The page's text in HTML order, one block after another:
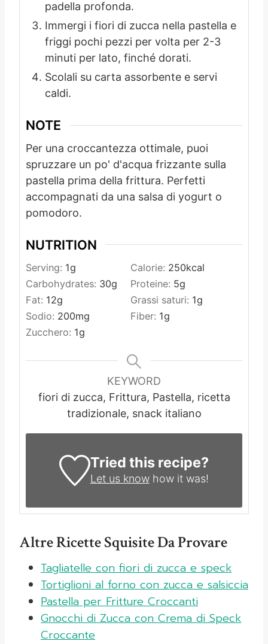
padella profonda.
Immergi i fiori di zucca nella pastella e
friggi pochi pezzi per volta per 2-3
minuti per lato, finché dorati.
Scolali su carta assorbente e servi
caldi.
NOTE
Per una croccantezza ottimale, puoi
spruzzare un po' d'acqua frizzante sulla
pastella prima della frittura. Perfetti
accompagnati da una salsa di yogurt o
pomodoro.
NUTRITION
Serving: 1g Calorie: 250kcal
Carbohydrates: 30g Proteine: 5g
Fat: 12g Grassi saturi: 1g
Sodio: 200mg Fiber: 1g
Zucchero: 1g
KEYWORD
fiori di zucca, Frittura, Pastella, ricetta
tradizionale, snack italiano
Tried this recipe?
Let us knowhow it was!
Altre Ricette Squisite Da Provare
Tagliatelle con fiori di zucca e speck
Tortiglioni al forno con zucca e salsiccia
Pastella per Fritture Croccanti
Gnocchi di Zucca con Crema di Speck
Croccante